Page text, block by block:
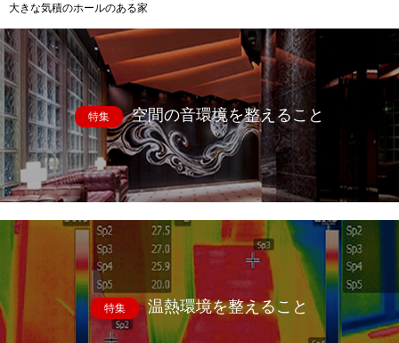
大きな気積のホールのある家
特集 空間の音環境を整えること
特集 温熱環境を整えること